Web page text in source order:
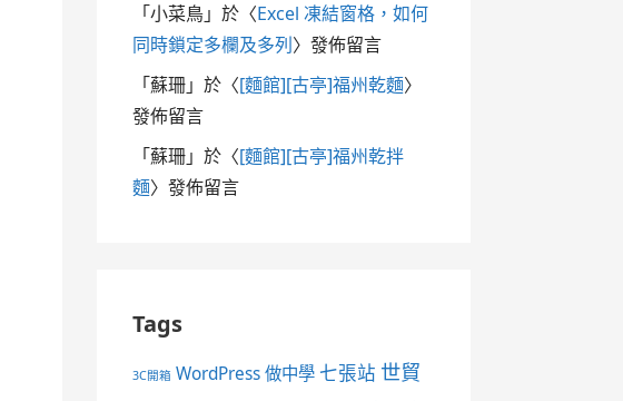
「小菜鳥」於〈Excel 凍結窗格，如何
同時鎖定多欄及多列〉發佈留言
「蘇珊」於〈[麵館][古亭]福州乾麵〉
發佈留言
「蘇珊」於〈[麵館][古亭]福州乾拌
麵〉發佈留言
Tags
3C開箱 WordPress 做中學 七張站 世貿